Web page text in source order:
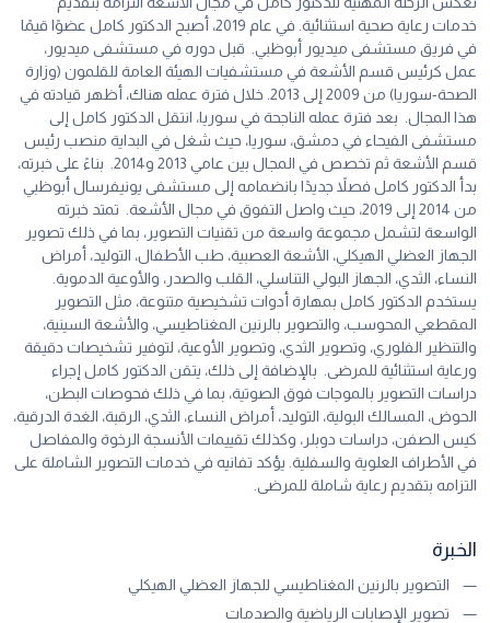
خدمات رعاية صحية استثنائية. في عام 2019، أصبح الدكتور كامل عضوًا قيمًا
في فريق مستشفى ميديور أبوظبي قبل دوره في مستشفى ميديور،
عمل كرئيس قسم الأشعة في مستشفيات الهيئة العامة للقلمون (وزارة
الصحة-سوريا) من 2009 إلى 2013 . خلال فترة عمله هناك، أظهر قيادته في
هذا المجال.
بعد فترة عمله الناجحة في سوريا، انتقل الدكتور كامل إلى
مستشفى الفيحاء في دمشق، سوريا، حيث شغل في البداية منصب رئيس
قسم الأشعة ثم تخصص في المجال بين عامي 2013 و2014
بناءً على خبرته،
بدأ الدكتور كامل فصلاً جديدًا بانضمامه إلى مستشفى يونيفرسال أبوظبي
من 2014 إلى 2019، حيث واصل التفوق في مجال الأشعة.
تمتد خبرته
الواسعة لتشمل مجموعة واسعة من تقنيات التصوير، بما في ذلك تصوير
الجهاز العضلي الهيكلي، الأشعة العصبية، طب الأطفال، التوليد، أمراض
النساء، الثدي، الجهاز البولي التناسلي، القلب والصدر، والأوعية الدموية.
يستخدم الدكتور كامل بمهارة أدوات تشخيصية متنوعة، مثل التصوير
المقطعي المحوسب، والتصوير بالرنين المغناطيسي، والأشعة السينية،
والتنظير الفلوري، وتصوير الثدي، وتصوير الأوعية، لتوفير تشخيصات دقيقة
ورعاية استثنائية للمرضى.
بالإضافة إلى ذلك، يتقن الدكتور كامل إجراء
دراسات التصوير بالموجات فوق الصوتية، بما في ذلك فحوصات البطن،
الحوض، المسالك البولية، التوليد، أمراض النساء، الثدي، الرقبة، الغدة الدرقية،
كيس الصفن، دراسات دوبلر، وكذلك تقييمات الأنسجة الرخوة والمفاصل
في الأطراف العلوية والسفلية. يؤكد تفانيه في خدمات التصوير الشاملة على
التزامه بتقديم رعاية شاملة للمرضى.
الخبرة
التصوير بالرنين المغناطيسي للجهاز العضلي الهيكلي
تصوير الإصابات الرياضية والصدمات